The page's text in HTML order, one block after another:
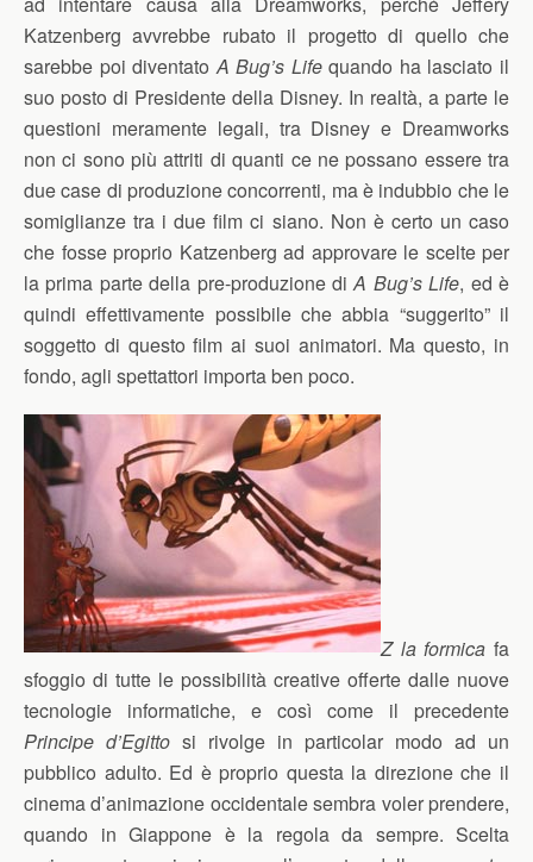
Katzenberg avvrebbe rubato il progetto di quello che
sarebbe poi diventatoA Bug’s Lifequando ha lasciato il
suo posto di Presidente della Disney. In realtà, a parte le
questioni meramente legali, tra Disney e Dreamworks
non ci sono più attriti di quanti ce ne possano essere tra
due case di produzione concorrenti, ma è indubbio che le
somiglianze tra i due film ci siano. Non è certo un caso
che fosse proprio Katzenberg ad approvare le scelte per
la prima parte della pre-produzione diA Bug’s Life, ed è
quindi effettivamente possibile che abbia “suggerito” il
soggetto di questo film ai suoi animatori. Ma questo, in
fondo, agli spettattori importa ben poco.
Z la formica fa
sfoggio di tutte le possibilità creative offerte dalle nuove
tecnologie informatiche, e così come il precedente
Principe d’Egitto si rivolge in particolar modo ad un
pubblico adulto. Ed è proprio questa la direzione che il
cinema d’animazione occidentale sembra voler prendere,
quando in Giappone è la regola da sempre. Scelta